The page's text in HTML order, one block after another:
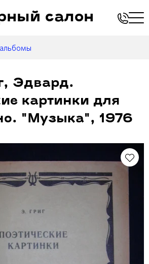
салон
Эдвард.
картинки для
"Музыка", 1976